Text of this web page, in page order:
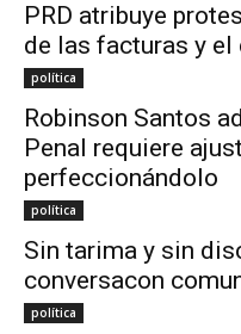
PRD atribuye
de las facturas y el
política
Robinson Santos
Penal requiere
perfeccionándolo
política
Sin tarima y sin
conversacon
política